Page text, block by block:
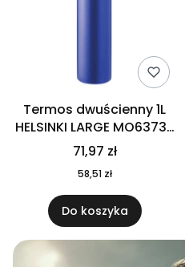
Termos dwuścienny 1L
HELSINKI LARGE MO6373-
04
71,97 zł
58,51 zł
Do koszyka